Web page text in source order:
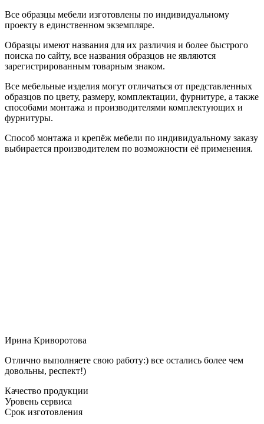
Все образцы мебели изготовлены по индивидуальному
проекту в единственном экземпляре.
Образцы имеют названия для их различия и более быстрого
поиска по сайту, все названия образцов не являются
зарегистрированным товарным знаком.
Все мебельные изделия могут отличаться от представленных
образцов по цвету, размеру, комплектации, фурнитуре, а также
способами монтажа и производителями комплектующих и
фурнитуры.
Способ монтажа и крепёж мебели по индивидуальному заказу
выбирается производителем по возможности её применения.
Ирина Криворотова
Отлично выполняете свою работу:) все остались более чем
довольны, респект!)
Качество продукции
Уровень сервиса
Срок изготовления